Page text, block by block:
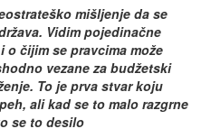
mišljenje da se
Vidim pojedinačne
čijim se pravcima može
vezane za budžetski
To je prva stvar koju
ali kad se to malo razgrne
se to desilo